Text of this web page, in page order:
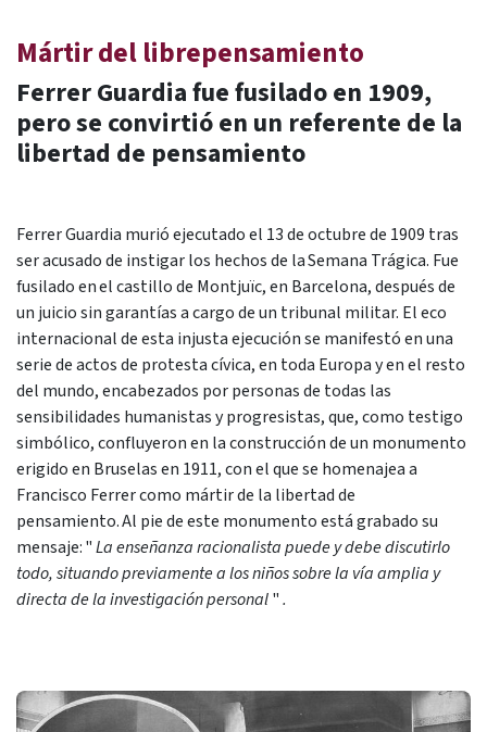
Mártir del librepensamiento
Ferrer Guardia fue fusilado en 1909,
pero se convirtió en un referente de la
libertad de pensamiento
Ferrer Guardia murió ejecutado el 13 de octubre de 1909 tras
ser acusado de instigar los hechos de la Semana Trágica. Fue
fusilado en el castillo de Montjuïc, en Barcelona, después de
un juicio sin garantías a cargo de un tribunal militar. El eco
internacional de esta injusta ejecución se manifestó en una
serie de actos de protesta cívica, en toda Europa y en el resto
del mundo, encabezados por personas de todas las
sensibilidades humanistas y progresistas, que, como testigo
simbólico, confluyeron en la construcción de un monumento
erigido en Bruselas en 1911, con el que se homenajea a
Francisco Ferrer como mártir de la libertad de
pensamiento. Al pie de este monumento está grabado su
mensaje: "La enseñanza racionalista puede y debe discutirlo
todo, situando previamente a los niños sobre la vía amplia y
directa de la investigación personal".